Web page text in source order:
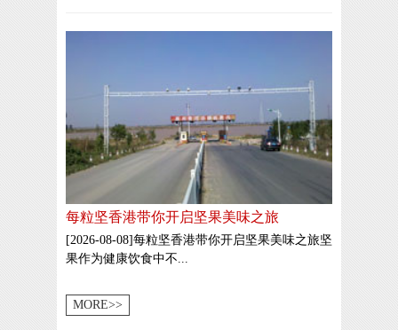
每粒坚香港带你开启坚果美味之旅
[2026-08-08]每粒坚香港带你开启坚果美味之旅坚
果作为健康饮食中不...
MORE>>